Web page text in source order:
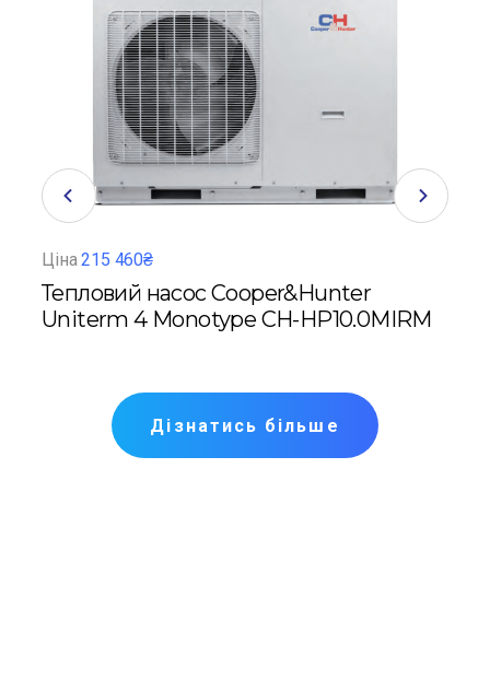
Ціна215 460₴
Тепловий насос Cooper&Hunter
Uniterm 4 Monotype CH-HP10.0MIRM
Дізнатись більше